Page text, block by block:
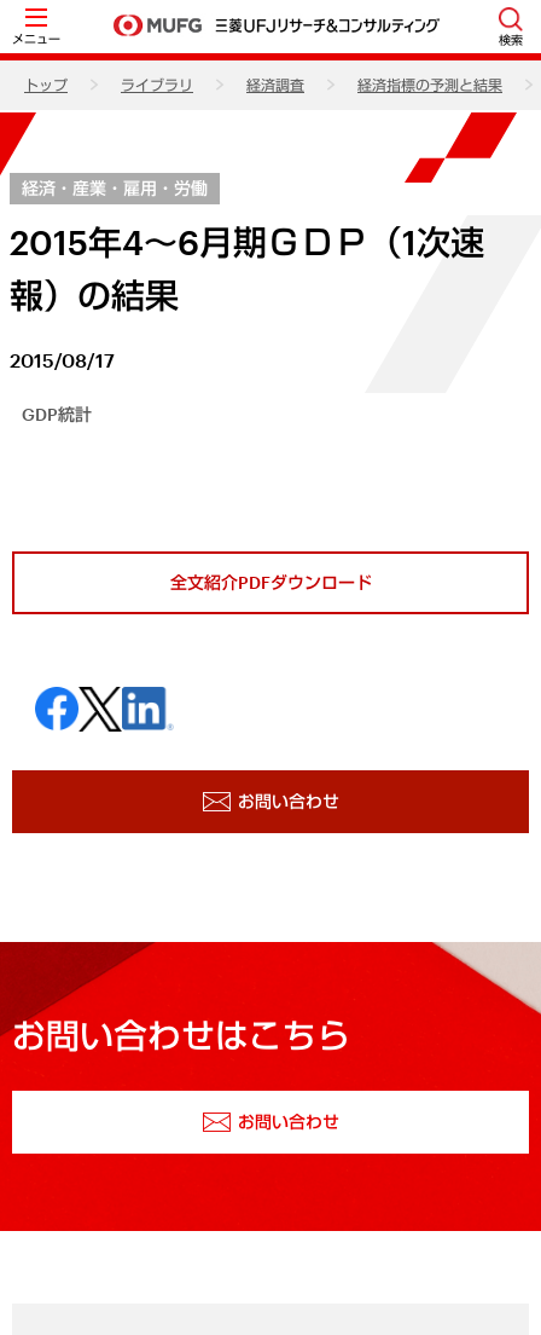
メニュー 検索
トップ ライブラリ 経済調査 経済指標の予測と結果
経済・産業・雇用・労働
2015年4～6月期ＧＤＰ（1次速
報）の結果
2015/08/17
GDP統計
全文紹介PDFダウンロード
お問い合わせ
お問い合わせはこちら
お問い合わせ